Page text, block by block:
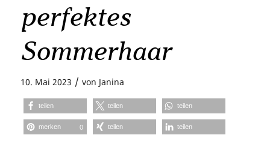
perfektes
Sommerhaar
10. Mai 2023 / von Janina
teilen teilen teilen
merken 0 teilen teilen